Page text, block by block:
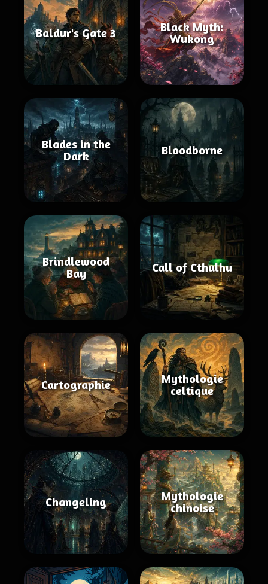
Baldur's Gate 3
Black Myth:
Wukong
Blades in the
Dark
Bloodborne
Brindlewood
Bay
Call of Cthulhu
Cartographie
Mythologie
celtique
Changeling
Mythologie
chinoise